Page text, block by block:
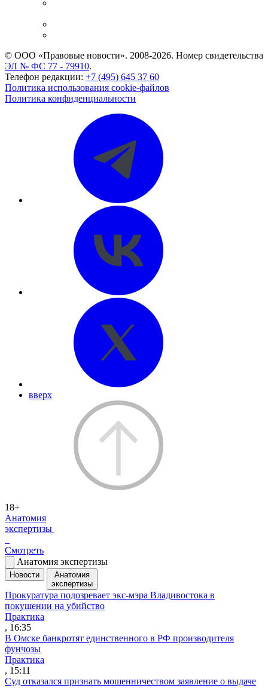
© ООО «Правовые новости». 2008-2026. Номер свидетельства
ЭЛ № ФС 77 - 79910.
Телефон редакции: +7 (495) 645 37 60
Политика использования cookie-файлов
Политика конфиденциальности
вверх
18+
Анатомия
экспертизы
Смотреть
Анатомия экспертизы
Новости
Анатомия
экспертизы
Прокуратура подозревает экс-мэра Владивостока в
покушении на убийство
Практика
, 16:35
В Омске банкротят единственного в РФ производителя
фунчозы
Практика
, 15:11
Суд отказался признать мошенничеством заявление о выдаче